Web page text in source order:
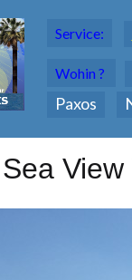
Service:
Wohin ?
Paxos